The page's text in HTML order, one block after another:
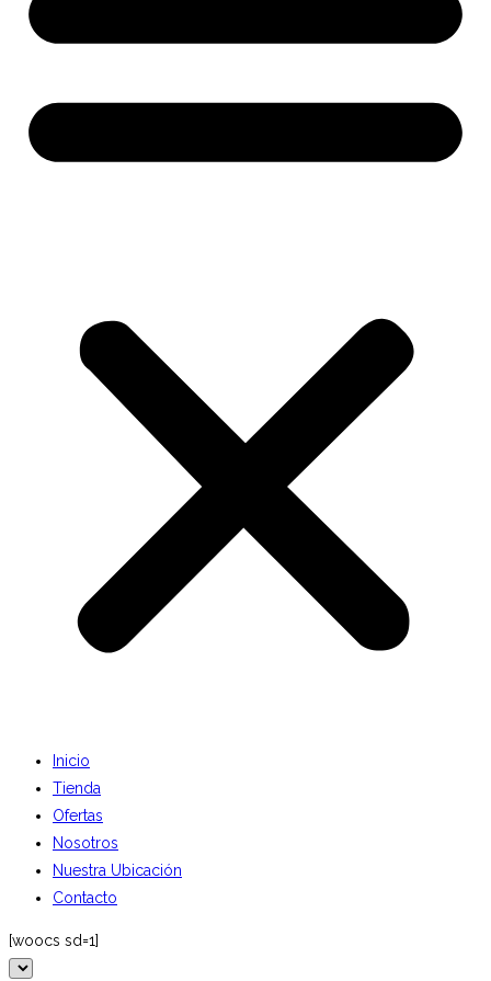
Inicio
Tienda
Ofertas
Nosotros
Nuestra Ubicación
Contacto
[woocs sd=1]